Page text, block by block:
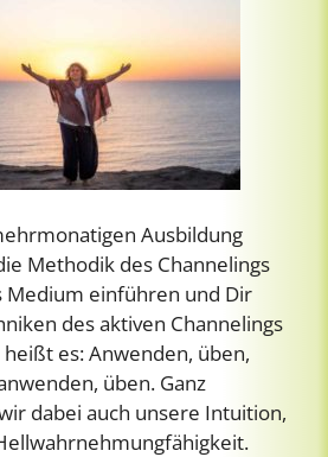
Ausbildung
Methodik des Channelings
Medium einführen und Dir
des aktiven Channelings
es: Anwenden, üben,
üben. Ganz
dabei auch unsere Intuition,